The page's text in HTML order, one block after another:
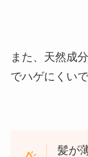
また、天然成
でハゲにくいで
髪が